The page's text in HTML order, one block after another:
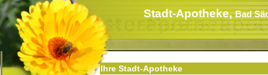
Stadt-Apotheke,Bad
Ihre Stadt-Apotheke